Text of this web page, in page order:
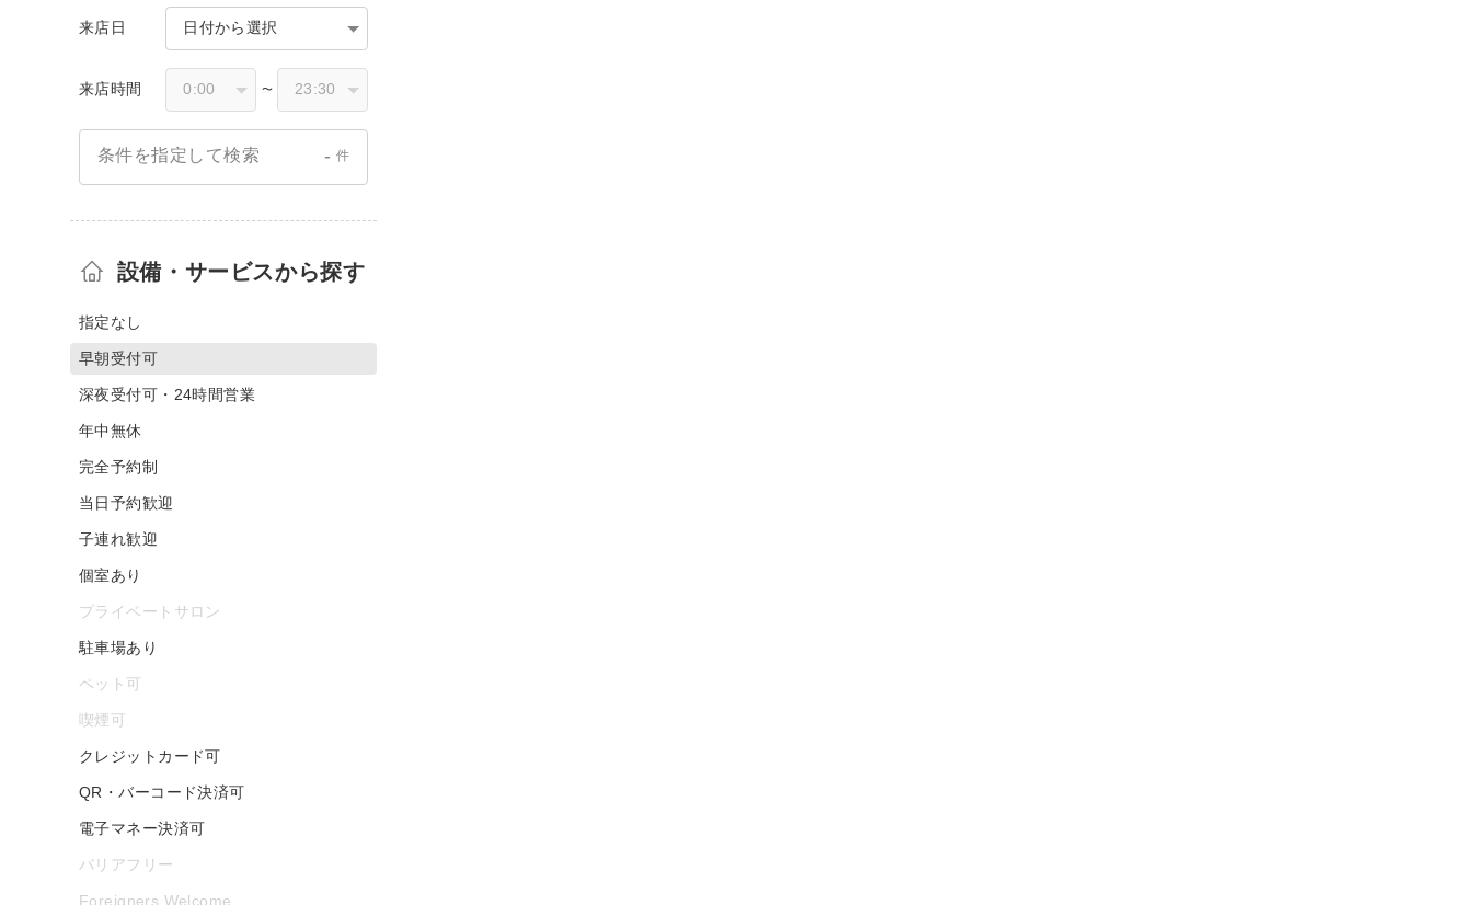
来店日 日付から選択
来店時間 〜
条件を指定して検索 - 件
設備・サービスから探す
指定なし
早朝受付可
深夜受付可・24時間営業
年中無休
完全予約制
当日予約歓迎
子連れ歓迎
個室あり
プライベートサロン
駐車場あり
ペット可
喫煙可
クレジットカード可
QR・バーコード決済可
電子マネー決済可
バリアフリー
Foreigners Welcome